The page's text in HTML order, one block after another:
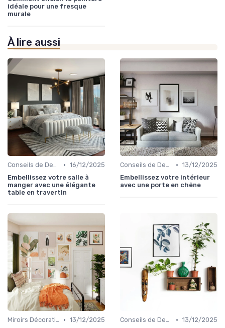
idéale pour une fresque
murale
À lire aussi
Conseils de Design d'Intérieur • 16/12/2025
Embellissez votre salle à
manger avec une élégante
table en travertin
Conseils de Design d'Intérieur • 13/12/2025
Embellissez votre intérieur
avec une porte en chêne
Miroirs Décoratifs • 13/12/2025
Conseils de Design d'Intérieur • 13/12/2025